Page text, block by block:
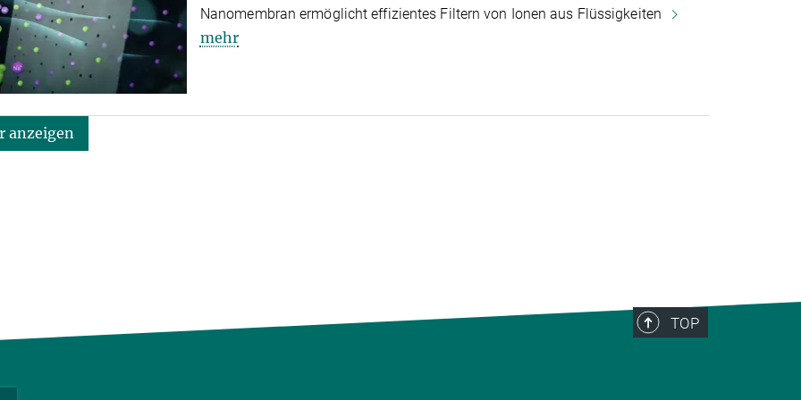
Nanomembran ermöglicht effizientes Filtern von Ionen aus Flüssigkeiten
mehr
anzeigen
TOP